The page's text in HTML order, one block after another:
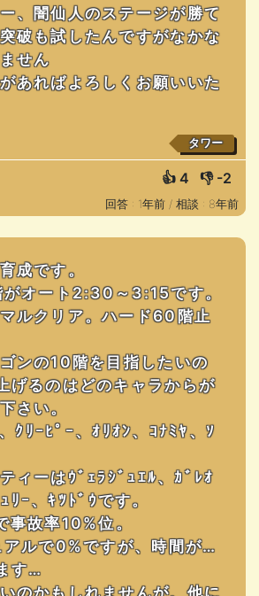
、闇仙人のステージが勝て
破も試したんですがなかな
せん
あればよろしくお願いいた
タワー
👍 4 👎 -2
回答 : 1年前 / 相談 : 8年前
成です。
オート2:30～3:15です。
ルクリア。ハード60階止
ンの10階を目指したいの
げるのはどのキャラからが
さい。
ｸﾘｰﾋﾟｰ、ｵﾘｵﾝ、ｺﾅﾐﾔ、ｿ
ィーはｳﾞｪﾗｼﾞｭｴﾙ、ｶﾞﾚｵ
ﾘｰ、ｷﾂﾄﾞｳです。
事故率10%位。
ルで0%ですが、時間が…
す…
のかもしれませんが、他に